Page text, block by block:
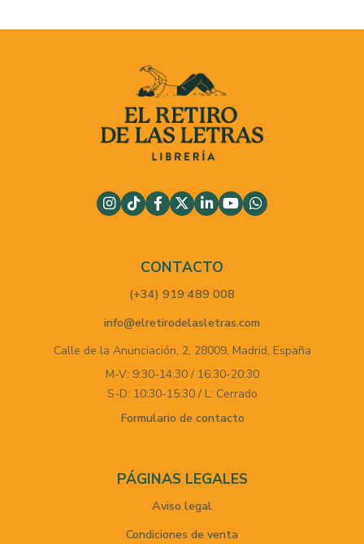
CONTACTO
(+34) 919 489 008
info@elretirodelasletras.com
Calle de la Anunciación, 2, 28009, Madrid, España
M-V: 9:30-14:30 / 16:30-20:30
S-D: 10:30-15:30 / L: Cerrado
Formulario de contacto
PÁGINAS LEGALES
Aviso legal
Condiciones de venta